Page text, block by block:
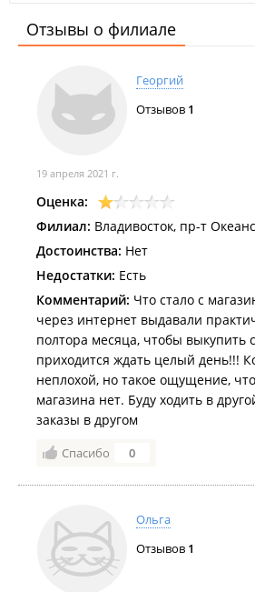
Отзывы о филиале
Георгий
Отзывов 1
19 апреля 2021 г.
Оценка:
Филиал: Владивосток, пр-т
Достоинства: Нет
Недостатки: Есть
Комментарий: Что стало с
через интернет выдавали
полтора месяца, чтобы выкупить
приходится ждать целый день!!!
неплохой, но такое ощущение,
магазина нет. Буду ходить в
заказы в другом
Спасибо 0
Ольга
Отзывов 1